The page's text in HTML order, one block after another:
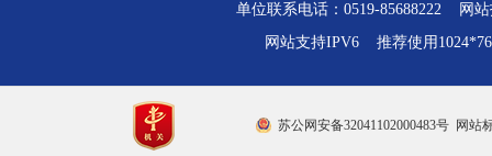
单位联系电话：0519-85688222 网站
网站支持IPV6 推荐使用
苏公网安备32041102000483号 网站